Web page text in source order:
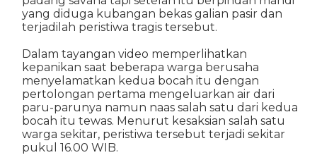
yang diduga kubangan bekas galian pasir dan
terjadilah peristiwa tragis tersebut.
Dalam tayangan video memperlihatkan
kepanikan saat beberapa warga berusaha
menyelamatkan kedua bocah itu dengan
pertolongan pertama mengeluarkan air dari
paru-parunya namun naas salah satu dari kedua
bocah itu tewas. Menurut kesaksian salah satu
warga sekitar, peristiwa tersebut terjadi sekitar
pukul 16.00 WIB.